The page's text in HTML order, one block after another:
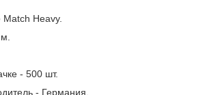
Heavy.
- 500 шт.
- Германия.